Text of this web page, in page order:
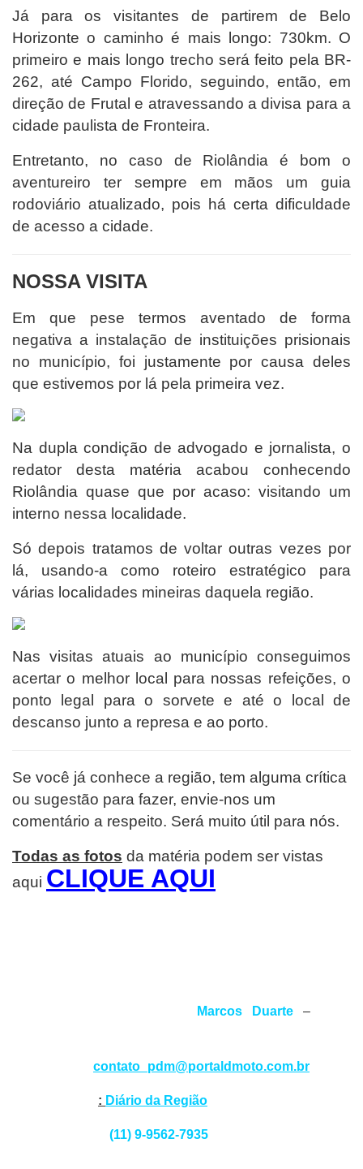
Já para os visitantes de partirem de Belo
Horizonte o caminho é mais longo: 730km. O
primeiro e mais longo trecho será feito pela BR-
262, até Campo Florido, seguindo, então, em
direção de Frutal e atravessando a divisa para a
cidade paulista de Fronteira.
Entretanto, no caso de Riolândia é bom o
aventureiro ter sempre em mãos um guia
rodoviário atualizado, pois há certa dificuldade
de acesso a cidade.
NOSSA VISITA
Em que pese termos aventado de forma
negativa a instalação de instituições prisionais
no município, foi justamente por causa deles
que estivemos por lá pela primeira vez.
Na dupla condição de advogado e jornalista, o
redator desta matéria acabou conhecendo
Riolândia quase que por acaso: visitando um
interno nessa localidade.
Só depois tratamos de voltar outras vezes por
lá, usando-a como roteiro estratégico para
várias localidades mineiras daquela região.
Nas visitas atuais ao município conseguimos
acertar o melhor local para nossas refeições, o
ponto legal para o sorvete e até o local de
descanso junto a represa e ao porto.
Se você já conhece a região, tem alguma crítica
ou sugestão para fazer, envie-nos um
comentário a respeito. Será muito útil para nós.
Todas as fotos da matéria podem ser vistas
aqui CLIQUE AQUI
Marcos Duarte –
contato_pdm@portaldmoto.com.br
: Diário da Região
Whats app:(11) 9-9562-7935